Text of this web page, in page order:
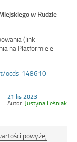
w Rudzie
(link
na Platformie e-
ocds-148610-
Opublikowano
w
21 lis 2023
Autor: Justyna Leśniak
powyżej